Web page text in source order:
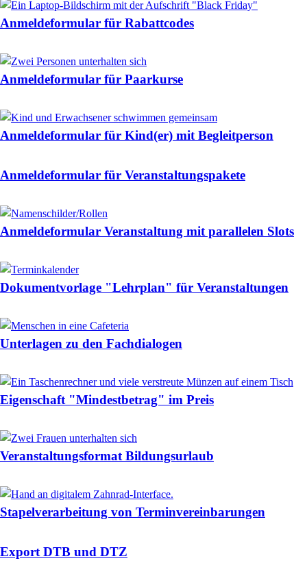
Anmeldeformular für Rabattcodes
Anmeldeformular für Paarkurse
Anmeldeformular für Kind(er) mit Begleitperson
Anmeldeformular für Veranstaltungspakete
Anmeldeformular Veranstaltung mit parallelen Slots
Dokumentvorlage "Lehrplan" für Veranstaltungen
Unterlagen zu den Fachdialogen
Eigenschaft "Mindestbetrag" im Preis
Veranstaltungsformat Bildungsurlaub
Stapelverarbeitung von Terminvereinbarungen
Export DTB und DTZ